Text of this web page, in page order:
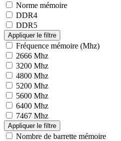
Norme mémoire
DDR4
DDR5
Fréquence mémoire (Mhz)
2666 Mhz
3200 Mhz
4800 Mhz
5200 Mhz
5600 Mhz
6400 Mhz
7467 Mhz
Nombre de barrette mémoire